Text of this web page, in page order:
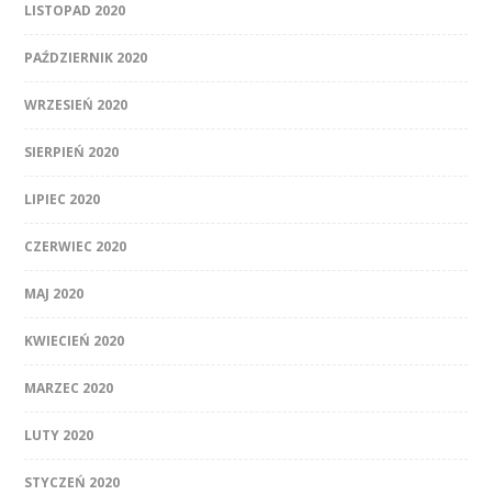
LISTOPAD 2020
PAŹDZIERNIK 2020
WRZESIEŃ 2020
SIERPIEŃ 2020
LIPIEC 2020
CZERWIEC 2020
MAJ 2020
KWIECIEŃ 2020
MARZEC 2020
LUTY 2020
STYCZEŃ 2020